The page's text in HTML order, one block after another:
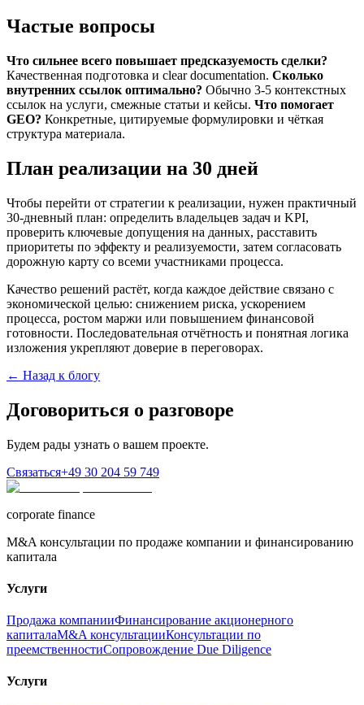
Частые вопросы
Что сильнее всего повышает предсказуемость сделки?
Качественная подготовка и clear documentation. Сколько
внутренних ссылок оптимально? Обычно 3-5 контекстных
ссылок на услуги, смежные статьи и кейсы. Что помогает
GEO? Конкретные, цитируемые формулировки и чёткая
структура материала.
План реализации на 30 дней
Чтобы перейти от стратегии к реализации, нужен практичный
30-дневный план: определить владельцев задач и KPI,
проверить ключевые допущения на данных, расставить
приоритеты по эффекту и реализуемости, затем согласовать
дорожную карту со всеми участниками процесса.
Качество решений растёт, когда каждое действие связано с
экономической целью: снижением риска, ускорением
процесса, ростом маржи или повышением финансовой
готовности. Последовательная отчётность и понятная логика
изложения укрепляют доверие в переговорах.
← Назад к блогу
Договориться о разговоре
Будем рады узнать о вашем проекте.
Связаться+49 30 204 59 749
corporate finance
M&A консультации по продаже компании и финансированию
капитала
Услуги
Продажа компанииФинансирование акционерного
капиталаM&A консультацииКонсультации по
преемственностиСопровождение Due Diligence
Услуги